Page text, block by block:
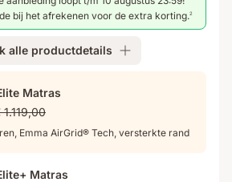
bij het afrekenen voor de extra korting.2
alle productdetails
Matras
1.119,00
Emma AirGrid® Tech, versterkte rand
Matras